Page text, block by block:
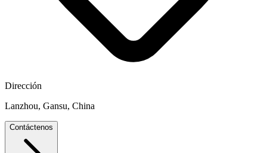
Dirección
Lanzhou, Gansu, China
Contáctenos